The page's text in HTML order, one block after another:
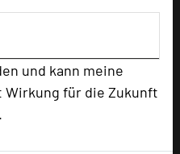
und kann meine
für die Zukunft